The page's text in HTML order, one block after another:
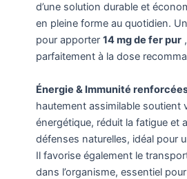
d’une solution durable et
en pleine forme au quotidien.
pour apporter 14 mg de fer pur,
parfaitement à la dose
Énergie & Immunité
hautement assimilable soutient
énergétique, réduit la fatigue et
défenses naturelles, idéal pour
Il favorise également le
dans l’organisme, essentiel